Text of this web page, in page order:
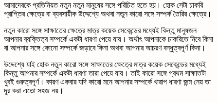
আমাদেরকে প্রতিনিয়ত নতুন নতুন মানুষের সঙ্গে পরিচিত হতে হয়। হোক সেটা চাকরি
প্রাপ্তির ক্ষেত্রে বা ব্যবসায়ীক উদ্দেশ্যে অথবা নতুন কারো সঙ্গে সম্পর্ক তৈরির ক্ষেত্রে।
নতুন কারো সঙ্গে সাক্ষাতের ক্ষেত্রে মাত্র কয়েক সেকেন্ডের মধ্যেই কিন্তু মানুষজন
আপনার ব্যক্তিত্ব সম্পর্কে একটা ধারণা পেয়ে যায়। অর্থাৎ আপনাকে চাকরিতে নিবে কিনা
বা আপনার সঙ্গে কোনো সম্পর্কে জড়াবে কিনা অথবা আপনার আচরণ বন্ধুত্বপূর্ণ কিনা।
উদ্দেশ্যে যাই হোক নতুন কারো সঙ্গে সাক্ষাতের ক্ষেত্রে মাত্র কয়েক সেকেন্ডের মধ্যেই
কিন্তু আপনার সম্পর্কে একটা ধারণা তারা পেয়ে যায়। তাই কারো সঙ্গে প্রথম সাক্ষাতটা
খুবই গুরুত্বপূর্ণ। কারণ একবার যদি কারো মনে আপনার সম্পর্কে খারাপ ধারণা জন্ম নেয় তা
দূর করা এতো সহজ নয়।